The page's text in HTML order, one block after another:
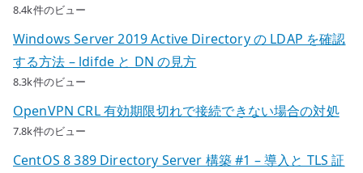
8.4k件のビュー
Windows Server 2019 Active Directory の LDAP を確認
する方法 – ldifde と DN の見方
8.3k件のビュー
OpenVPN CRL 有効期限切れで接続できない場合の対処
7.8k件のビュー
CentOS 8 389 Directory Server 構築 #1 – 導入と TLS 証